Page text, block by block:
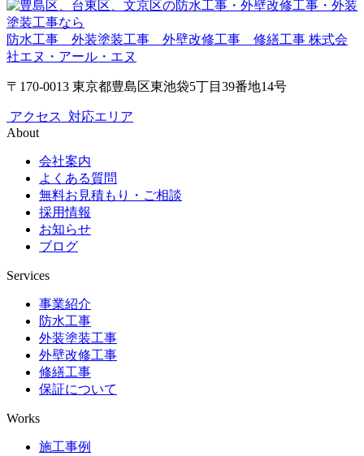
防水工事 外装塗装工事 外壁改修工事 修繕工事 株式会
社エヌ・アール・エヌ
〒170-0013 東京都豊島区東池袋5丁目39番地14号
アクセス 対応エリア
About
会社案内
よくある質問
無料お見積もり・ご相談
採用情報
お知らせ
ブログ
Services
事業紹介
防水工事
外装塗装工事
外壁改修工事
修繕工事
保証について
Works
施工事例